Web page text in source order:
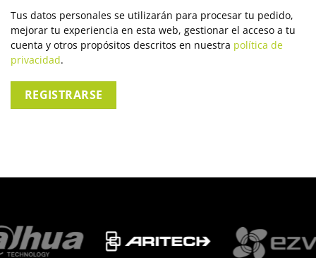
Tus datos personales se utilizarán para procesar tu pedido,
mejorar tu experiencia en esta web, gestionar el acceso a tu
cuenta y otros propósitos descritos en nuestra política de
privacidad.
REGISTRARSE